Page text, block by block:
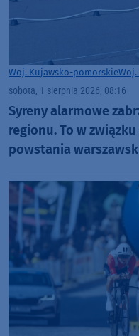
Woj. Kujawsko-pomorskie
sobota, 1 sierpnia 2026, 08:16
Syreny alarmowe
regionu. To w
powstania